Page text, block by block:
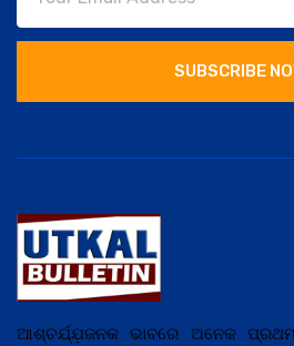
SUBSCRIBE
ଆଶ୍ଚର୍ଯ୍ଯ଼ଜନକ ଭାବରେ ଅନେକ